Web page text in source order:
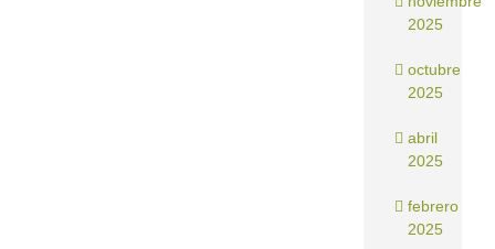
2025
octubre
2025
abril
2025
febrero
2025